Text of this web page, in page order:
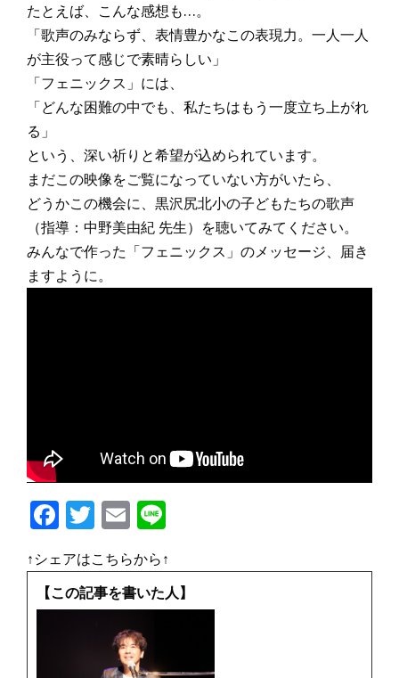
たとえば、こんな感想も…。
「歌声のみならず、表情豊かなこの表現力。一人一人
が主役って感じで素晴らしい」
「フェニックス」には、
「どんな困難の中でも、私たちはもう一度立ち上がれ
る」
という、深い祈りと希望が込められています。
まだこの映像をご覧になっていない方がいたら、
どうかこの機会に、黒沢尻北小の子どもたちの歌声
（指導： 中野美由紀 先生）を聴いてみてください。
みんなで作った「フェニックス」のメッセージ、届き
ますように。
F
c
e
T
w
it
te
E
m
ai
l
e
↑シェアはこちらから↑
【この記事を書いた人】